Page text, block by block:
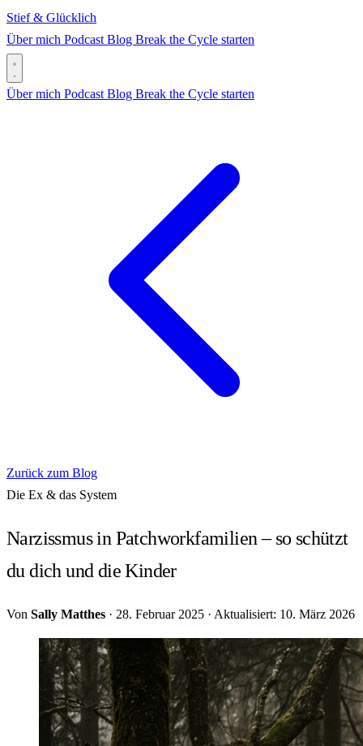
Stief & Glücklich
Über mich Podcast Blog Break the Cycle starten
Über mich Podcast Blog Break the Cycle starten
Zurück zum Blog
Die Ex & das System
Narzissmus in Patchworkfamilien – so schützt
du dich und die Kinder
Von Sally Matthes · 28. Februar 2025 · Aktualisiert: 10. März 2026